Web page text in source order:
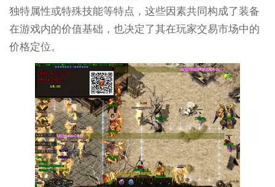
独特属性或特殊技能等特点，这些因素共同构成了装备
在游戏内的价值基础，也决定了其在玩家交易市场中的
价格定位。